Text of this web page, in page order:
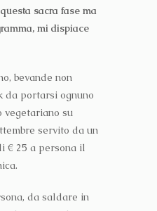
sacra fase ma
mi dispiace
bevande non
da portarsi ognuno
vegetariano su
servito da un
€ 25 a persona il
da saldare in